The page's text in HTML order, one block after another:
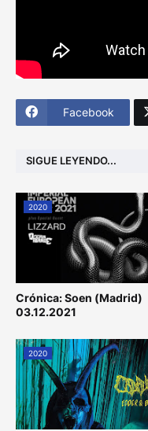
Facebook
SIGUE LEYENDO...
2020
Crónica: Soen (Madrid)
03.12.2021
2020